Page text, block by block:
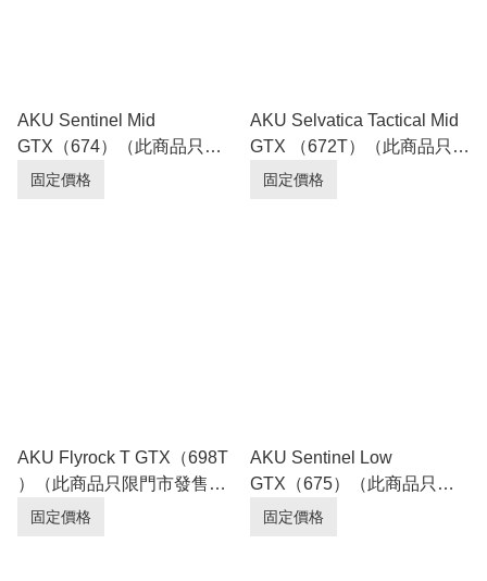
AKU Sentinel Mid
GTX（674）（此商品只限
門市發售，請致電查詢庫
固定價格
AKU Selvatica Tactical Mid
GTX （672T）（此商品只限
門市發售，請致電查詢庫
固定價格
AKU Flyrock T GTX（698T
）（此商品只限門市發售，
請致電查詢庫存。）
固定價格
AKU Sentinel Low
GTX（675）（此商品只限
門市發售，請致電查詢庫
固定價格